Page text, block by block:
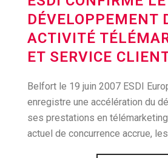
DÉVELOPPEMENT
ACTIVITÉ
ET SERVICE
Belfort le 19 juin 2007 ESDI
enregistre une accélération du
ses prestations en
actuel de concurrence accrue,